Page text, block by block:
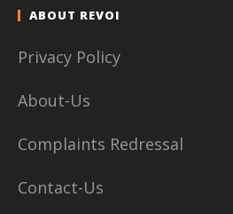
ABOUT REVOI
Privacy Policy
About-Us
Complaints Redressal
Contact-Us